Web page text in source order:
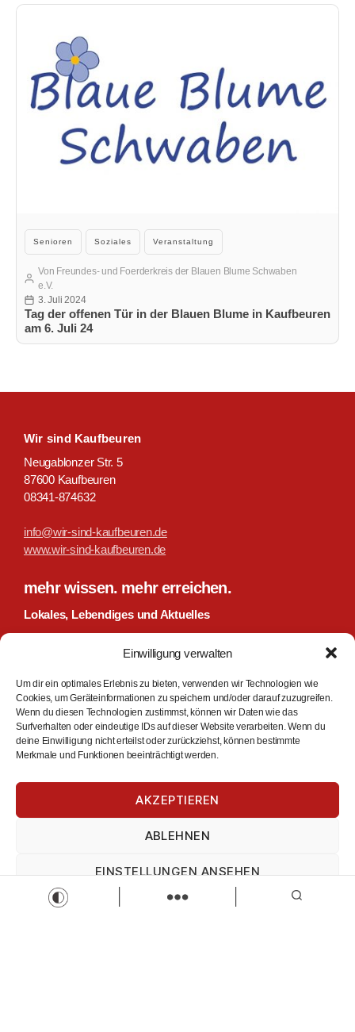
Einwilligung verwalten
Um dir ein optimales Erlebnis zu bieten, verwenden wir Technologien wie
Cookies, um Geräteinformationen zu speichern und/oder darauf zuzugreifen.
Wenn du diesen Technologien zustimmst, können wir Daten wie das
Surfverhalten oder eindeutige IDs auf dieser Website verarbeiten. Wenn du
deine Einwilligung nicht erteilst oder zurückziehst, können bestimmte
Merkmale und Funktionen beeinträchtigt werden.
AKZEPTIEREN
ABLEHNEN
EINSTELLUNGEN ANSEHEN
Impressum Impressum
Kategorien
Senioren Soziales Veranstaltung
Tag der offenen Tür in der Blauen Blume in Kaufbeuren
am 6. Juli 24
Beitragsautor
Von Freundes- und Foerderkreis der Blauen Blume Schwaben
e.V.
Veröffentlichungsdatum
3. Juli 2024
Wir sind Kaufbeuren
Neugablonzer Str. 5
87600 Kaufbeuren
08341-874632
info@wir-sind-kaufbeuren.de
www.wir-sind-kaufbeuren.de
mehr wissen. mehr erreichen.
Lokales, Lebendiges und Aktuelles
Kaufbeuren und Umgebung. Entdecke News, Jobs,
Einkaufsmöglichkeiten, Veranstaltungen und vieles mehr.
Täglich, aktuell, kostenlos. Wir sind Kaufbeuren: Deine
zentrale Anlaufstelle für lokale Informationen und Services.